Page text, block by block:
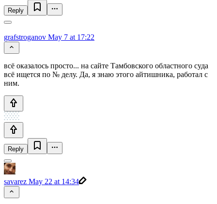
Reply
grafstroganov May 7 at 17:22
всё оказалось просто... на сайте Тамбовского областного суда
всё ищется по № делу. Да, я знаю этого айтишника, работал с
ним.
Reply
savarez May 22 at 14:34